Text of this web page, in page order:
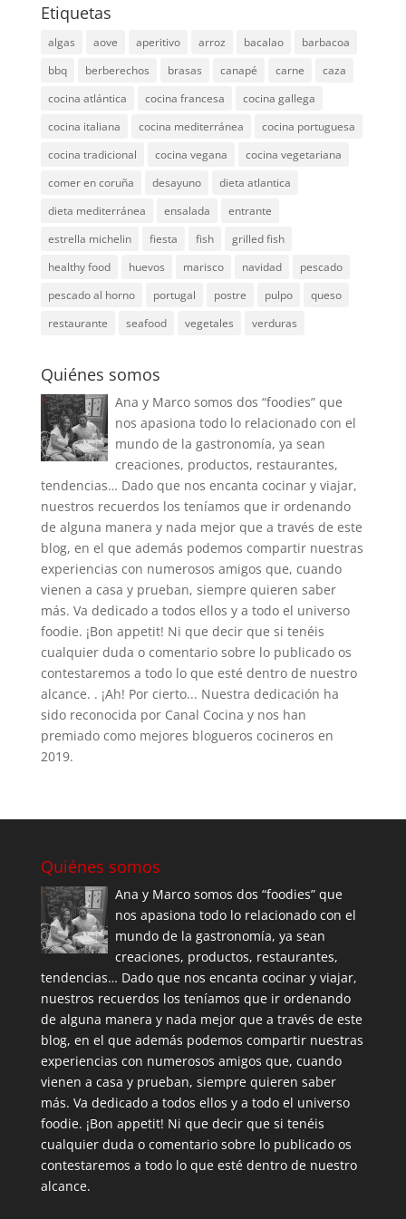
Etiquetas
algas aove aperitivo arroz bacalao
barbacoa
bbq
berberechos brasas canapé carne
caza
cocina atlántica
cocina francesa
cocina gallega
cocina italiana
cocina mediterránea
cocina portuguesa
cocina tradicional
cocina vegana
cocina vegetariana
comer en coruña
desayuno
dieta atlantica
dieta mediterránea
ensalada
entrante
estrella michelin
fiesta fish
grilled fish
healthy food
huevos marisco navidad
pescado
pescado al horno
portugal postre pulpo
queso
restaurante
seafood vegetales verduras
Quiénes somos
Ana y Marco somos dos “foodies” que
nos apasiona todo lo relacionado con el
mundo de la gastronomía, ya sean
creaciones, productos, restaurantes,
tendencias… Dado que nos encanta cocinar y viajar,
nuestros recuerdos los teníamos que ir ordenando
de alguna manera y nada mejor que a través de este
blog, en el que además podemos compartir nuestras
experiencias con numerosos amigos que, cuando
vienen a casa y prueban, siempre quieren saber
más. Va dedicado a todos ellos y a todo el universo
foodie. ¡Bon appetit! Ni que decir que si tenéis
cualquier duda o comentario sobre lo publicado os
contestaremos a todo lo que esté dentro de nuestro
alcance. . ¡Ah! Por cierto... Nuestra dedicación ha
sido reconocida por Canal Cocina y nos han
premiado como mejores blogueros cocineros en
2019.
Quiénes somos
Ana y Marco somos dos “foodies” que
nos apasiona todo lo relacionado con el
mundo de la gastronomía, ya sean
creaciones, productos, restaurantes,
tendencias… Dado que nos encanta cocinar y viajar,
nuestros recuerdos los teníamos que ir ordenando
de alguna manera y nada mejor que a través de este
blog, en el que además podemos compartir nuestras
experiencias con numerosos amigos que, cuando
vienen a casa y prueban, siempre quieren saber
más. Va dedicado a todos ellos y a todo el universo
foodie. ¡Bon appetit! Ni que decir que si tenéis
cualquier duda o comentario sobre lo publicado os
contestaremos a todo lo que esté dentro de nuestro
alcance.